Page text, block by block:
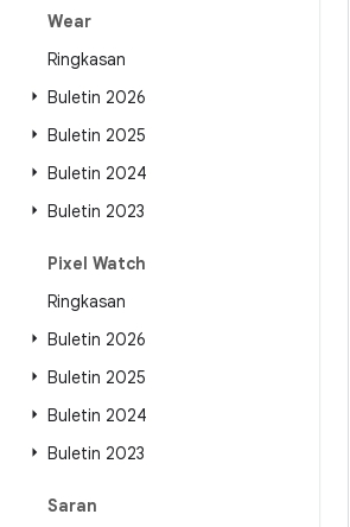
Wear
Ringkasan
Buletin 2026
Buletin 2025
Buletin 2024
Buletin 2023
Pixel Watch
Ringkasan
Buletin 2026
Buletin 2025
Buletin 2024
Buletin 2023
Saran